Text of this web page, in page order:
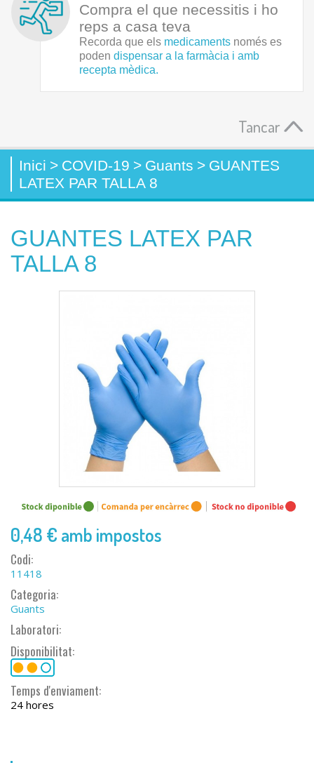
Compra el que necessitis i ho
reps a casa teva
Recorda que els medicaments només es
poden dispensar a la farmàcia i amb
recepta mèdica.
Tancar
Inici > COVID-19 > Guants > GUANTES
LATEX PAR TALLA 8
GUANTES LATEX PAR
TALLA 8
0,48 € amb impostos
Codi:
11418
Categoria:
Guants
Laboratori:
Disponibilitat:
Temps d'enviament:
24 hores